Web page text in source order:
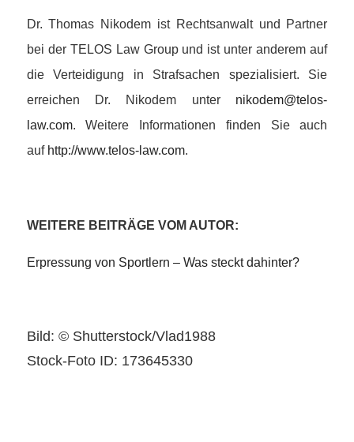
Dr. Thomas Nikodem ist Rechtsanwalt und Partner
bei der TELOS Law Group und ist unter anderem auf
die Verteidigung in Strafsachen spezialisiert. Sie
erreichen Dr. Nikodem unter nikodem@telos-
law.com. Weitere Informationen finden Sie auch
auf http://www.telos-law.com.
WEITERE BEITRÄGE VOM AUTOR:
Erpressung von Sportlern – Was steckt dahinter?
Bild: © Shutterstock/Vlad1988
Stock-Foto ID: 173645330